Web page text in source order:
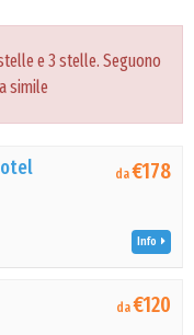
e 3 stelle. Seguono
simile
da€178
Info
da€120